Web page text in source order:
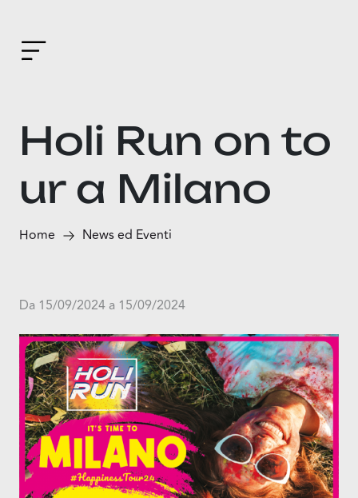
Holi Run on to
ur a Milano
Home News ed Eventi
Da 15/09/2024 a 15/09/2024